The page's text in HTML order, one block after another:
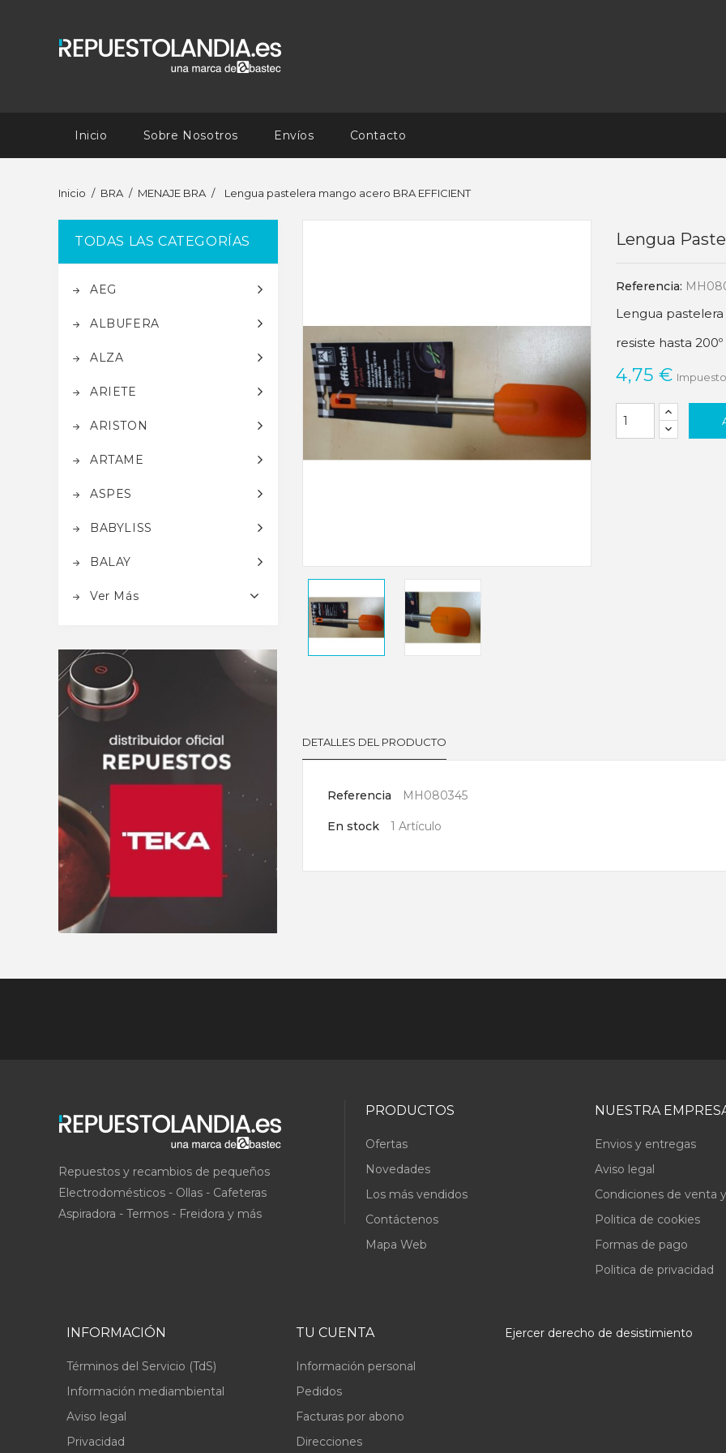
Inicio Sobre Nosotros Envíos Contacto
Inicio BRA MENAJE BRA Lengua pastelera mango acero BRA EFFICIENT
TODAS LAS CATEGORÍAS
AEG
ALBUFERA
ALZA
ARIETE
ARISTON
ARTAME
ASPES
BABYLISS
BALAY
Ver Más
Lengua
Referencia:
Lengua
resiste hasta 200º
4,75 €
DETALLES DEL PRODUCTO
Referencia MH080345
En stock 1 Artículo
Repuestos y recambios de pequeños
Electrodomésticos - Ollas - Cafeteras
Aspiradora - Termos - Freidora y más
PRODUCTOS
Ofertas
Novedades
Los más vendidos
Contáctenos
Mapa Web
NUESTRA
Envios y entregas
Aviso legal
Condiciones de venta
Politica de cookies
Formas de pago
Politica de privacidad
INFORMACIÓN
Términos del Servicio (TdS)
Información mediambiental
Aviso legal
Privacidad
TU CUENTA
Información personal
Pedidos
Facturas por abono
Direcciones
Ejercer derecho de desistimiento